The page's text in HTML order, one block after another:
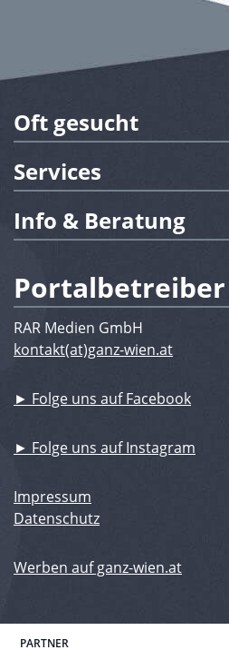
Oft gesucht
Services
Info & Beratung
Portalbetreiber
RAR Medien GmbH
kontakt(at)ganz-wien.at
► Folge uns auf Facebook
► Folge uns auf Instagram
Impressum
Datenschutz
Werben auf ganz-wien.at
PARTNER